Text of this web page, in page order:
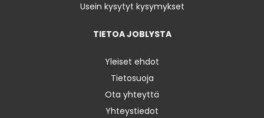
Usein kysytyt kysymykset
TIETOA JOBLYSTA
Yleiset ehdot
Tietosuoja
Ota yhteyttä
Yhteystiedot